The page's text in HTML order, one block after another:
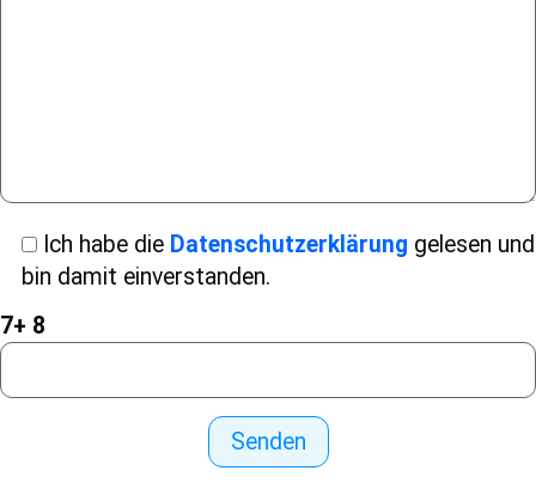
Ich habe die Datenschutzerklärung gelesen und
bin damit einverstanden.
7+ 8